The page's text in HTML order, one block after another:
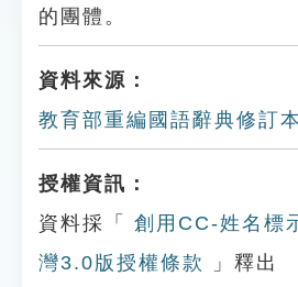
的團體。
資料來源：
教育部重編國語辭典修訂
授權資訊：
資料採「
創用CC-姓名標
灣3.0版授權條款
」釋出